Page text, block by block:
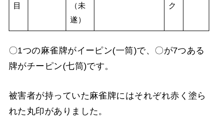
目
（未
遂）
ク
〇1つの麻雀牌がイーピン(一筒)で、〇が7つある
牌がチーピン(七筒)です。
被害者が持っていた麻雀牌にはそれぞれ赤く塗ら
れた丸印がありました。